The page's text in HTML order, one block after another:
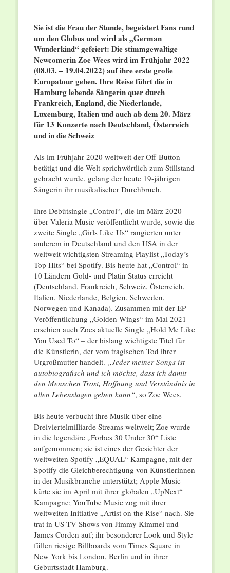
Sie ist die Frau der Stunde, begeistert Fans rund
um den Globus und wird als „German
Wunderkind“ gefeiert: Die stimmgewaltige
Newcomerin Zoe Wees wird im Frühjahr 2022
(08.03. – 19.04.2022) auf ihre erste große
Europatour gehen. Ihre Reise führt die in
Hamburg lebende Sängerin quer durch
Frankreich, England, die Niederlande,
Luxemburg, Italien und auch ab dem 20. März
für 13 Konzerte nach Deutschland, Österreich
und in die Schweiz
Als im Frühjahr 2020 weltweit der Off-Button
betätigt und die Welt sprichwörtlich zum Stillstand
gebracht wurde, gelang der heute 19-jährigen
Sängerin ihr musikalischer Durchbruch.
Ihre Debütsingle „Control“, die im März 2020
über Valeria Music veröffentlicht wurde, sowie die
zweite Single „Girls Like Us“ rangierten unter
anderem in Deutschland und den USA in der
weltweit wichtigsten Streaming Playlist „Today’s
Top Hits“ bei Spotify. Bis heute hat „Control“ in
10 Ländern Gold- und Platin Status erreicht
(Deutschland, Frankreich, Schweiz, Österreich,
Italien, Niederlande, Belgien, Schweden,
Norwegen und Kanada). Zusammen mit der EP-
Veröffentlichung „Golden Wings“ im Mai 2021
erschien auch Zoes aktuelle Single „Hold Me Like
You Used To“ – der bislang wichtigste Titel für
die Künstlerin, der vom tragischen Tod ihrer
Urgroßmutter handelt. „Jeder meiner Songs ist
autobiografisch und ich möchte, dass ich damit
den Menschen Trost, Hoffnung und Verständnis in
allen Lebenslagen geben kann“, so Zoe Wees.
Bis heute verbucht ihre Musik über eine
Dreiviertelmilliarde Streams weltweit; Zoe wurde
in die legendäre „Forbes 30 Under 30“ Liste
aufgenommen; sie ist eines der Gesichter der
weltweiten Spotify „EQUAL“ Kampagne, mit der
Spotify die Gleichberechtigung von Künstlerinnen
in der Musikbranche unterstützt; Apple Music
kürte sie im April mit ihrer globalen „UpNext“
Kampagne; YouTube Music zog mit ihrer
weltweiten Initiative „Artist on the Rise“ nach. Sie
trat in US TV-Shows von Jimmy Kimmel und
James Corden auf; ihr besonderer Look und Style
füllen riesige Billboards vom Times Square in
New York bis London, Berlin und in ihrer
Geburtsstadt Hamburg.